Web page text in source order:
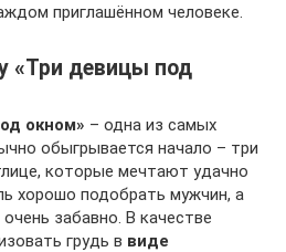
приглашённом человеке.
«Три девицы под
окном» – одна из самых
обыгрывается начало – три
которые мечтают удачно
хорошо подобрать мужчин, а
забавно. В качестве
грудь в виде